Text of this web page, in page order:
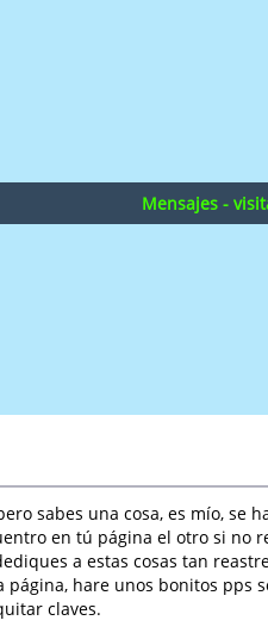
Mensajes -
sabes una cosa, es mío,
en tú página el otro si
a estas cosas tan
hare unos bonitos
claves.